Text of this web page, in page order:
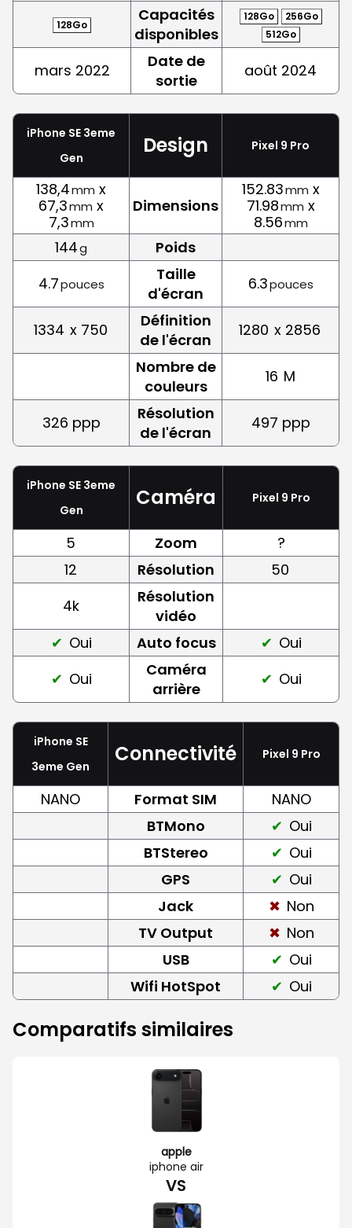
128Go
Capacités
disponibles
128Go
256Go
512Go
mars 2022
Date de
sortie
août 2024
iPhone SE 3eme
Gen
Design Pixel 9 Pro
138,4mm x
67,3mm x
7,3mm
Dimensions
152.83mm x
71.98mm x
8.56mm
144g
Poids
4.7pouces
Taille
d'écran
6.3pouces
1334 x 750
Définition
de l'écran
1280 x 2856
Nombre de
couleurs
16 M
326 ppp
Résolution
de l'écran
497 ppp
iPhone SE 3eme
Gen
Caméra Pixel 9 Pro
5 Zoom
?
12
Résolution
50
4k
Résolution
vidéo
Oui
Auto focus
Oui
Oui
Caméra
arrière
Oui
iPhone SE
3eme Gen
Connectivité Pixel 9 Pro
NANO Format SIM
NANO
BTMono
Oui
BTStereo
Oui
GPS
Oui
Jack
Non
TV Output
Non
USB
Oui
Wifi HotSpot
Oui
Comparatifs similaires
apple
iphone air
VS